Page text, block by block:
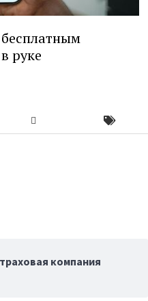
руке
компания